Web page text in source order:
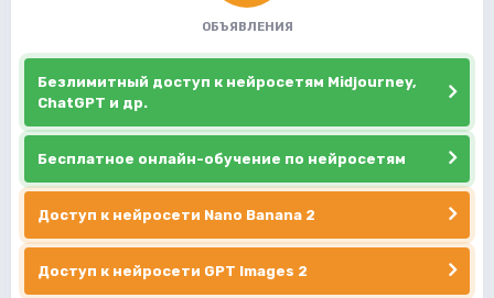
ОБЪЯВЛЕНИЯ
Безлимитный доступ к нейросетям Midjourney,
ChatGPT и др.
Бесплатное онлайн-обучение по нейросетям
Доступ к нейросети Nano Banana 2
Доступ к нейросети GPT Images 2